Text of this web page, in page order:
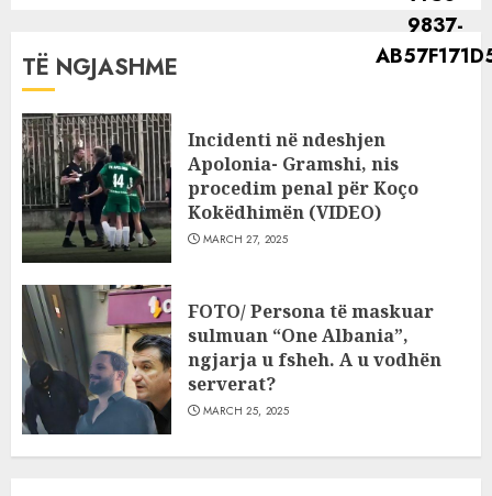
TË NGJASHME
Incidenti në ndeshjen
Apolonia- Gramshi, nis
procedim penal për Koço
Kokëdhimën (VIDEO)
MARCH 27, 2025
FOTO/ Persona të maskuar
sulmuan “One Albania”,
ngjarja u fsheh. A u vodhën
serverat?
MARCH 25, 2025